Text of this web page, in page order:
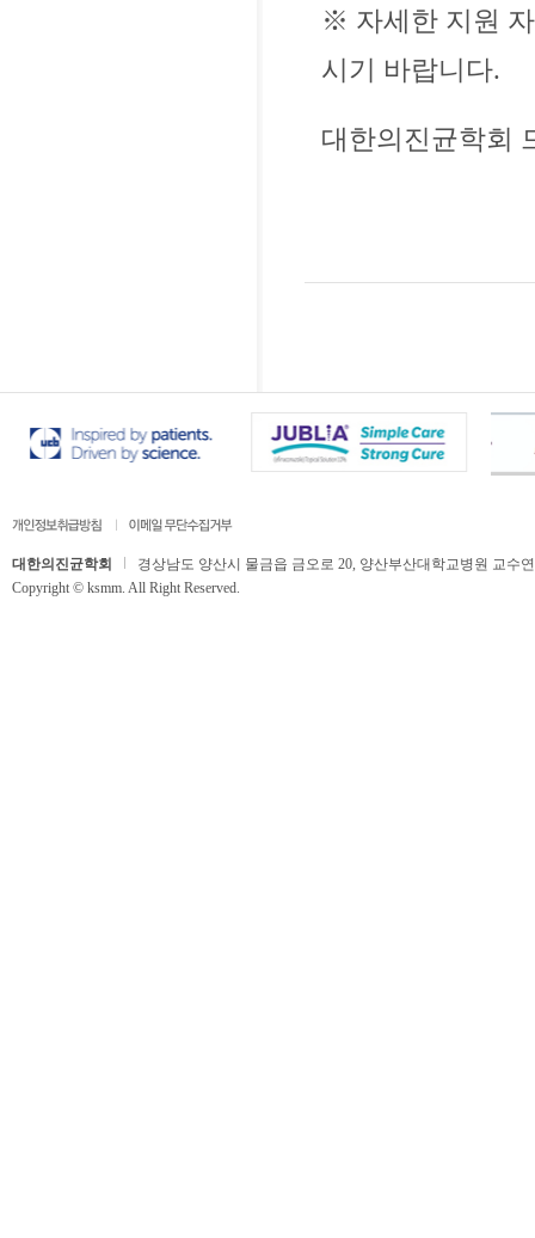
※ 자세한 지원
시기 바랍니다.
대한의진균학회
대한의진균학회
경상남도 양산시 물금읍 금오로 20, 양산부산대학교병원 교수
Copyright © ksmm. All Right Reserved.